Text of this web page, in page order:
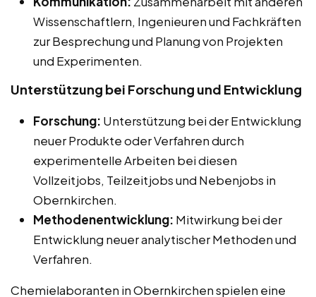
Wissenschaftlern, Ingenieuren und Fachkräften
zur Besprechung und Planung von Projekten
und Experimenten.
Unterstützung bei Forschung und Entwicklung
Forschung: Unterstützung bei der Entwicklung
neuer Produkte oder Verfahren durch
experimentelle Arbeiten bei diesen
Vollzeitjobs, Teilzeitjobs und Nebenjobs in
Obernkirchen.
Methodenentwicklung: Mitwirkung bei der
Entwicklung neuer analytischer Methoden und
Verfahren.
Chemielaboranten in Obernkirchen spielen eine